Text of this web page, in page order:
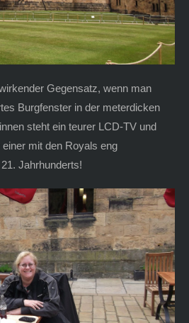
Gegensatz, wenn man
Burgfenster in der meterdicken
steht ein teurer LCD-TV und
mit den Royals eng
Jahrhunderts!